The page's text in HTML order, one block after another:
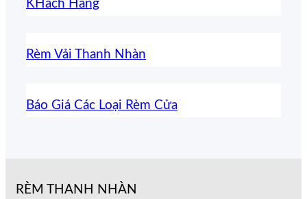
KHách Hàng
Rèm Vải Thanh Nhàn
Báo Giá Các Loại Rèm Cửa
RÈM THANH NHÀN